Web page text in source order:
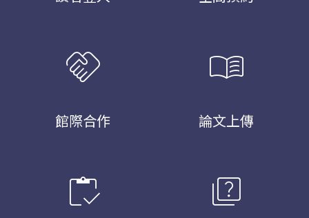
handshake
館際合作
menu_book
論文上傳
inventory quiz